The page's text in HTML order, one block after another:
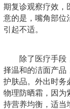
期复诊观察疗效，
意的是，嘴角部位
引起不适。
除了医疗手段
择温和的洁面产品
护肤品。外出时务
物理防晒霜，因为
持营养均衡，适当